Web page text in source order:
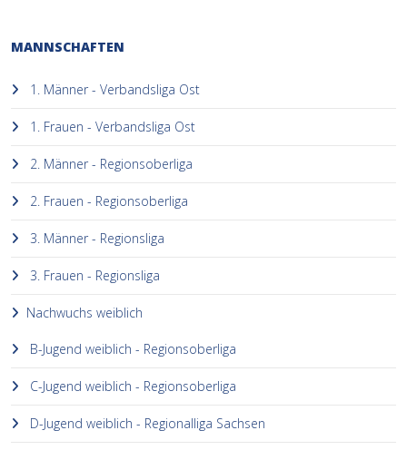
MANNSCHAFTEN
1. Männer - Verbandsliga Ost
1. Frauen - Verbandsliga Ost
2. Männer - Regionsoberliga
2. Frauen - Regionsoberliga
3. Männer - Regionsliga
3. Frauen - Regionsliga
Nachwuchs weiblich
B-Jugend weiblich - Regionsoberliga
C-Jugend weiblich - Regionsoberliga
D-Jugend weiblich - Regionalliga Sachsen